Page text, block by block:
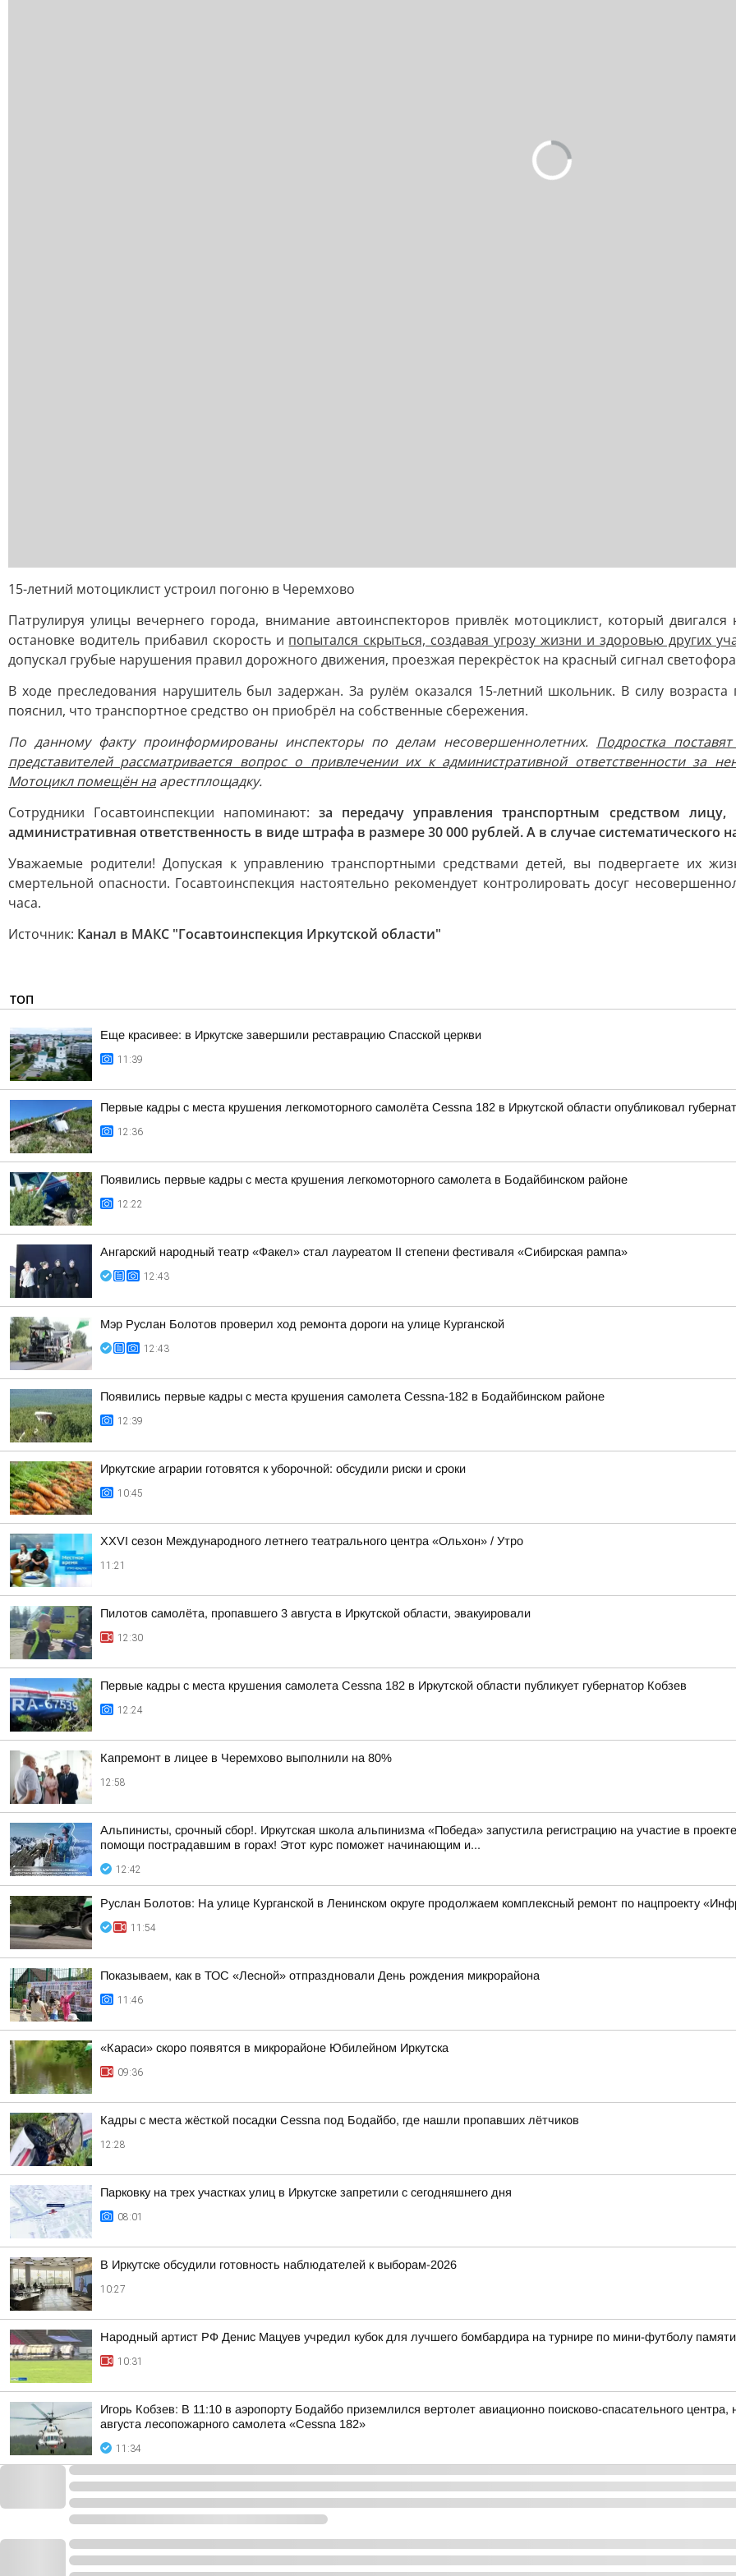
15-летний мотоциклист устроил погоню в Черемхово
Патрулируя улицы вечернего города, внимание автоинспекторов привлёк мотоциклист, который
остановке водитель прибавил скорость и попытался скрыться, создавая угрозу жизни и здоровью других
допускал грубые нарушения правил дорожного движения, проезжая перекрёсток на красный сигнал
В ходе преследования нарушитель был задержан. За рулём оказался 15-летний школьник. В силу
пояснил, что транспортное средство он приобрёл на собственные сбережения.
По данному факту проинформированы инспекторы по делам несовершеннолетних. Подростка
представителей рассматривается вопрос о привлечении их к административной ответственности за
Мотоцикл помещён наарестплощадку.
Сотрудники Госавтоинспекции напоминают:за передачу управления транспортным средством
административная ответственность в виде штрафа в размере 30 000 рублей. А в случае систематического
Уважаемые родители! Допуская к управлению транспортными средствами детей, вы подвергаете их
смертельной опасности. Госавтоинспекция настоятельно рекомендует контролировать досуг
часа.
Источник: Канал в МАКС "Госавтоинспекция Иркутской области"
ТОП
Еще красивее: в Иркутске завершили реставрацию Спасской церкви
11:39
Первые кадры с места крушения легкомоторного самолёта Cessna 182 в Иркутской области опубликовал
12:36
Появились первые кадры с места крушения легкомоторного самолета в Бодайбинском районе
12:22
Ангарский народный театр «Факел» стал лауреатом II степени фестиваля «Сибирская рампа»
12:43
Мэр Руслан Болотов проверил ход ремонта дороги на улице Курганской
12:43
Появились первые кадры с места крушения самолета Cessna-182 в Бодайбинском районе
12:39
Иркутские аграрии готовятся к уборочной: обсудили риски и сроки
10:45
XXVI сезон Международного летнего театрального центра «Ольхон» / Утро
11:21
Пилотов самолёта, пропавшего 3 августа в Иркутской области, эвакуировали
12:30
Первые кадры с места крушения самолета Cessna 182 в Иркутской области публикует губернатор Кобзев
12:24
Капремонт в лицее в Черемхово выполнили на 80%
12:58
Альпинисты, срочный сбор!. Иркутская школа альпинизма «Победа» запустила регистрацию на участие в
помощи пострадавшим в горах! Этот курс поможет начинающим и...
12:42
Руслан Болотов: На улице Курганской в Ленинском округе продолжаем комплексный ремонт по нацпроекту
11:54
Показываем, как в ТОС «Лесной» отпраздновали День рождения микрорайона
11:46
«Караси» скоро появятся в микрорайоне Юбилейном Иркутска
09:36
Кадры с места жёсткой посадки Cessna под Бодайбо, где нашли пропавших лётчиков
12:28
Парковку на трех участках улиц в Иркутске запретили с сегодняшнего дня
08:01
В Иркутске обсудили готовность наблюдателей к выборам-2026
10:27
Народный артист РФ Денис Мацуев учредил кубок для лучшего бомбардира на турнире по мини-футболу
10:31
Игорь Кобзев: В 11:10 в аэропорту Бодайбо приземлился вертолет авиационно поисково-спасательного
августа лесопожарного самолета «Cessna 182»
11:34